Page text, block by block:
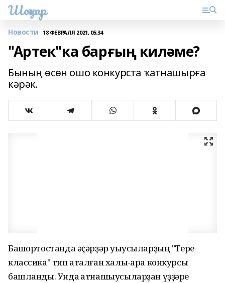
Шоңҡар
Новости 18 ФЕВРАЛЯ 2021, 05:34
"Артек"ка барғың киләме?
Бының өсөн ошо конкурста ҡатнашырға
кәрәк.
Башҡортостанда әҫәрҙәр уҡыусыларҙың "Тере
классика" тип аталған халыҡ-ара конкурсы
башланды. Унда ҡатнашыусыларҙан үҙҙәре